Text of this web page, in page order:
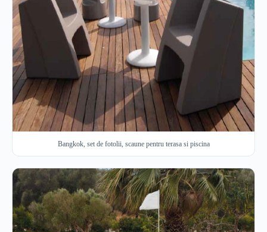
Bangkok, set de fotolii, scaune pentru terasa si piscina